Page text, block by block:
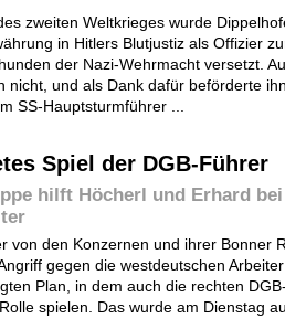
zweiten Weltkrieges wurde
in Hitlers Blutjustiz als Offizier
der Nazi-Wehrmacht versetzt.
nicht, und als Dank dafür beförderte
SS-Hauptsturmführer ...
Spiel der DGB-Führer
hilft Höcherl und Erhard
von den Konzernen und ihrer Bonner
gegen die westdeutschen
Plan, in dem auch die rechten
spielen. Das wurde am Dienstag